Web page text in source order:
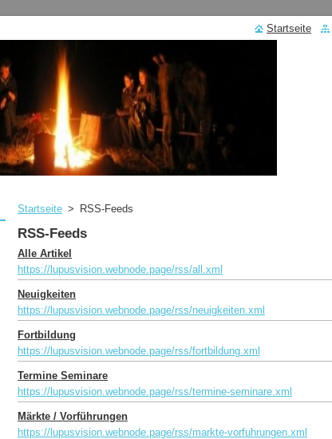
Startseite > RSS-Feeds
RSS-Feeds
Alle Artikel
https://lupusvision.webnode.page/rss/all.xml
Neuigkeiten
https://lupusvision.webnode.page/rss/neuigkeiten.xml
Fortbildung
https://lupusvision.webnode.page/rss/fortbildung.xml
Termine Seminare
https://lupusvision.webnode.page/rss/termine-seminare.xml
Märkte / Vorführungen
https://lupusvision.webnode.page/rss/markte-vorfuhrungen.xml
Startseite